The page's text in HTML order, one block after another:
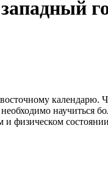
календарю.
научиться
и физическом